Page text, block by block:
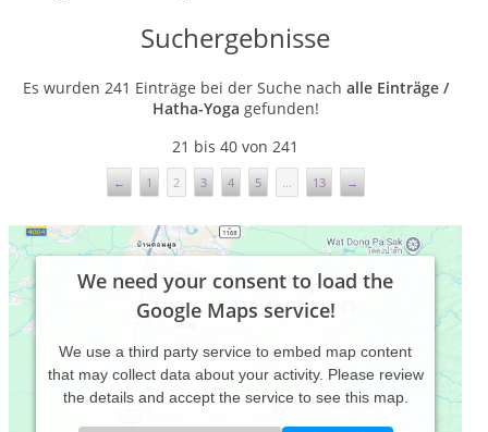
Suchergebnisse
Es wurden 241 Einträge bei der Suche nach alle Einträge /
Hatha-Yoga gefunden!
21 bis 40 von 241
← 1 2 3 4 5 ... 13 →
We need your consent to load the
Google Maps service!
We use a third party service to embed map content
that may collect data about your activity. Please review
the details and accept the service to see this map.